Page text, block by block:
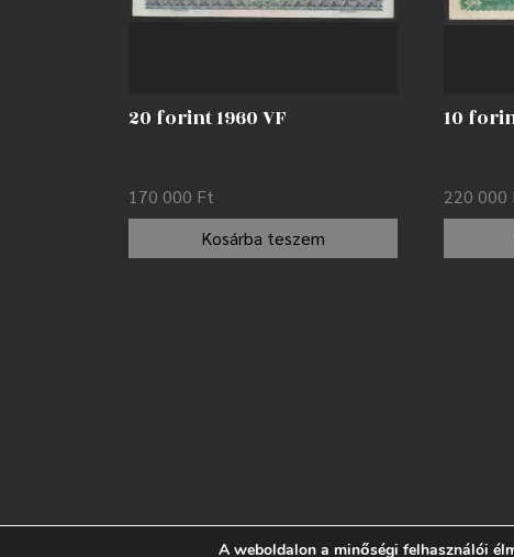
20 forint 1960 VF
170 000 Ft
Kosárba teszem
10
220 000
A weboldalon a minőségi felhasználói